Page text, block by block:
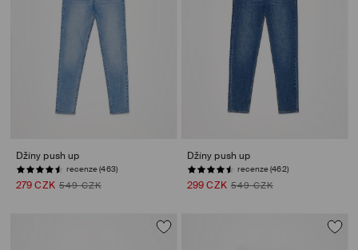
Džíny push up
recenze (463)
279 CZK 549 CZK
Džíny push up
recenze (462)
299 CZK 549 CZK